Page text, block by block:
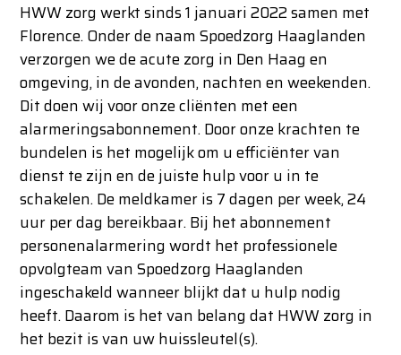
HWW zorg werkt sinds 1 januari 2022 samen met
Florence. Onder de naam Spoedzorg Haaglanden
verzorgen we de acute zorg in Den Haag en
omgeving, in de avonden, nachten en weekenden.
Dit doen wij voor onze cliënten met een
alarmeringsabonnement. Door onze krachten te
bundelen is het mogelijk om u efficiënter van
dienst te zijn en de juiste hulp voor u in te
schakelen. De meldkamer is 7 dagen per week, 24
uur per dag bereikbaar. Bij het abonnement
personenalarmering wordt het professionele
opvolgteam van Spoedzorg Haaglanden
ingeschakeld wanneer blijkt dat u hulp nodig
heeft. Daarom is het van belang dat HWW zorg in
het bezit is van uw huissleutel(s).